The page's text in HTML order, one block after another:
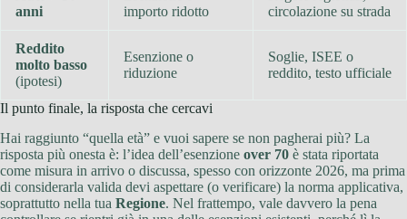
anni
importo ridotto
circolazione su strada
Reddito
molto basso
(ipotesi)
Esenzione o
riduzione
Soglie, ISEE o
reddito, testo ufficiale
Il punto finale, la risposta che cercavi
Hai raggiunto “quella età” e vuoi sapere se non pagherai più? La
risposta più onesta è: l’idea dell’esenzione over 70 è stata riportata
come misura in arrivo o discussa, spesso con orizzonte 2026, ma prima
di considerarla valida devi aspettare (o verificare) la norma applicativa,
soprattutto nella tua Regione. Nel frattempo, vale davvero la pena